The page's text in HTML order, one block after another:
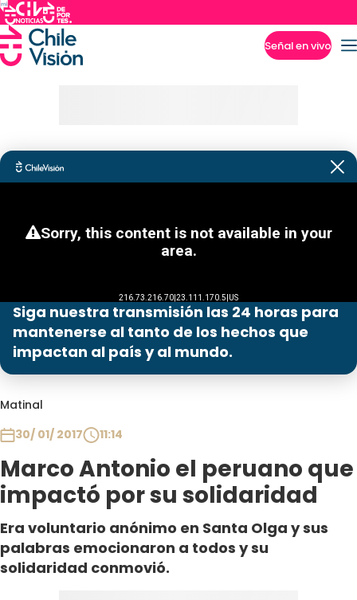
Señal en vivo
Siga nuestra transmisión las 24 horas para
mantenerse al tanto de los hechos que
impactan al país y al mundo.
Matinal
30/ 01/ 2017
11:14
Marco Antonio el peruano que
impactó por su solidaridad
Era voluntario anónimo en Santa Olga y sus
palabras emocionaron a todos y su
solidaridad conmovió.
Programas
Club De La Comedia
Contigo en Directo
Plan Perfecto
El Tiempo
Sabingo
Todos Los Programas